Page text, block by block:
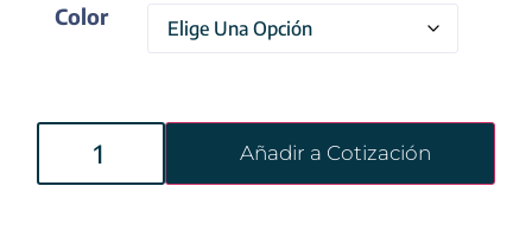
Color
Añadir a Cotización